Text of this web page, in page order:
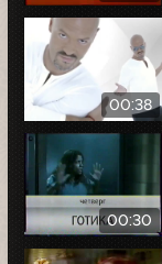
00:38
00:30